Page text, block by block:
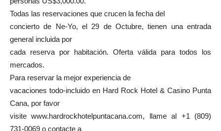
Todas las reservaciones que crucen la fecha del
concierto de Ne-Yo, el 29 de Octubre, tienen una entrada
general incluida por
cada reserva por habitación. Oferta válida para todos los
mercados.
Para reservar la mejor experiencia de
vacaciones todo-incluido en Hard Rock Hotel & Casino Punta
Cana, por favor
visite www.hardrockhotelpuntacana.com, llame al +1 (809)
731-0069 o contacte a